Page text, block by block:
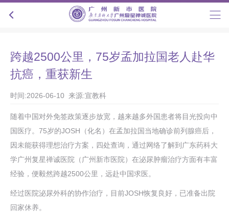
跨越2500公里，75岁孟加拉国老人赴华
抗癌，重获新生
时间:2026-06-10 来源:宣教科
随着中国对外免签政策逐步放宽，越来越多外国患者将目光投向中
国医疗。75岁的JOSH（化名）在孟加拉国当地确诊前列腺癌后，
因未能获得理想治疗方案，四处查询，通过网络了解到广东药科大
学广州复星禅诚医院（广州新市医院）在泌尿肿瘤治疗方面有丰富
经验，便毅然跨越2500公里，远赴中国求医。
经过医院泌尿外科的协作治疗，目前JOSH恢复良好，已准备出院
回家休养。